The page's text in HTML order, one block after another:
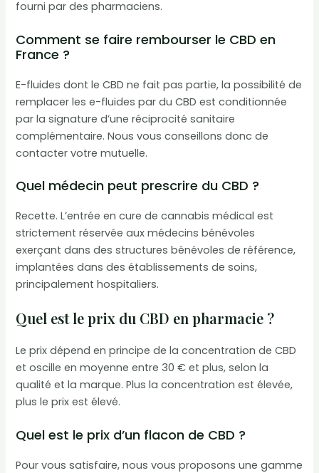
fourni par des pharmaciens.
Comment se faire rembourser le CBD en
France ?
E-fluides dont le CBD ne fait pas partie, la possibilité de
remplacer les e-fluides par du CBD est conditionnée
par la signature d’une réciprocité sanitaire
complémentaire. Nous vous conseillons donc de
contacter votre mutuelle.
Quel médecin peut prescrire du CBD ?
Recette. L’entrée en cure de cannabis médical est
strictement réservée aux médecins bénévoles
exerçant dans des structures bénévoles de référence,
implantées dans des établissements de soins,
principalement hospitaliers.
Quel est le prix du CBD en pharmacie ?
Le prix dépend en principe de la concentration de CBD
et oscille en moyenne entre 30 € et plus, selon la
qualité et la marque. Plus la concentration est élevée,
plus le prix est élevé.
Quel est le prix d’un flacon de CBD ?
Pour vous satisfaire, nous vous proposons une gamme